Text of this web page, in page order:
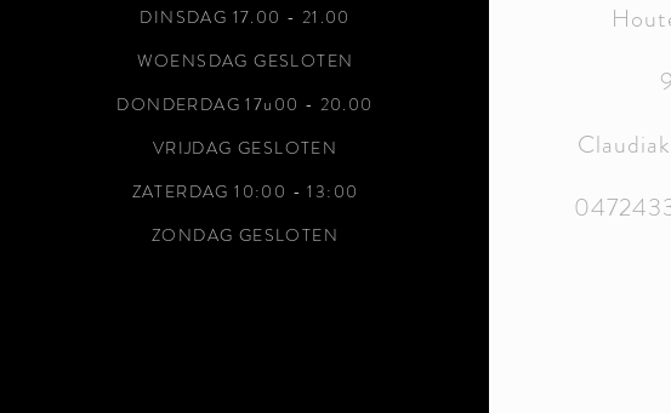
DINSDAG 17.00 - 21.00
WOENSDAG GESLOTEN
DONDERDAG 17u00 - 20.00
VRIJDAG GESLOTEN
ZATERDAG 10:00 - 13:00
ZONDAG GESLOTEN